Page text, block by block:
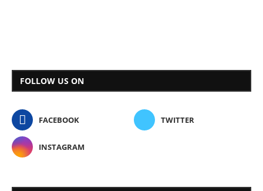
FOLLOW US ON
FACEBOOK TWITTER
INSTAGRAM